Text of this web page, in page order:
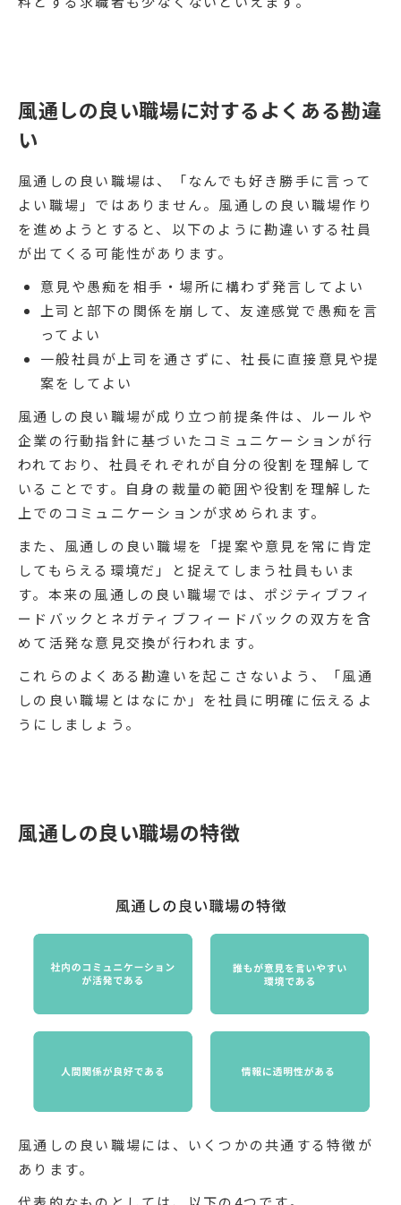
風通しの良い職場に対するよくある勘違
い
風通しの良い職場は、「なんでも好き勝手に言って
よい職場」ではありません。風通しの良い職場作り
を進めようとすると、以下のように勘違いする社員
が出てくる可能性があります。
意見や愚痴を相手・場所に構わず発言してよい
上司と部下の関係を崩して、友達感覚で愚痴を言
ってよい
一般社員が上司を通さずに、社長に直接意見や提
案をしてよい
風通しの良い職場が成り立つ前提条件は、ルールや
企業の行動指針に基づいたコミュニケーションが行
われており、社員それぞれが自分の役割を理解して
いることです。自身の裁量の範囲や役割を理解した
上でのコミュニケーションが求められます。
また、風通しの良い職場を「提案や意見を常に肯定
してもらえる環境だ」と捉えてしまう社員もいま
す。本来の風通しの良い職場では、ポジティブフィ
ードバックとネガティブフィードバックの双方を含
めて活発な意見交換が行われます。
これらのよくある勘違いを起こさないよう、「風通
しの良い職場とはなにか」を社員に明確に伝えるよ
うにしましょう。
風通しの良い職場の特徴
風通しの良い職場には、いくつかの共通する特徴が
あります。